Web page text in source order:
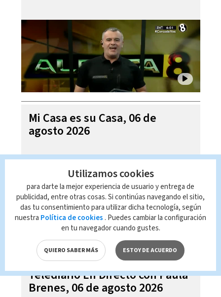
Mi Casa es su Casa, 06 de
agosto 2026
Telediario En Directo con Paula
Brenes, 06 de agosto 2026
Utilizamos cookies
para darte la mejor experiencia de usuario y entrega de
publicidad, entre otras cosas. Si continúas navegando el sitio,
das tu consentimiento para utilizar dicha tecnología, según
nuestra Política de cookies . Puedes cambiar la configuración
en tu navegador cuando gustes.
QUIERO SABER MÁS ESTOY DE ACUERDO